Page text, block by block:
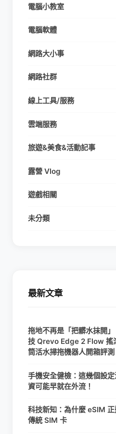
電腦小教室
電腦軟體
網路大小事
網路社群
線上工具/服務
雲端服務
旅遊&美食&活動記事
露營 Vlog
遊戲相關
未分類
最新文章
拖地不再是「把髒水抹開
技 Qrevo Edge 2 Flow 搖
筒活水掃拖機器人開箱評測
手機安全健檢：這幾個設
資可能早就在外流！
科技新知：為什麼 eSIM
傳統 SIM 卡